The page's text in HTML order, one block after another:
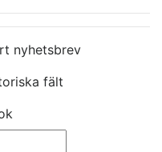
nyhetsbrev
fält